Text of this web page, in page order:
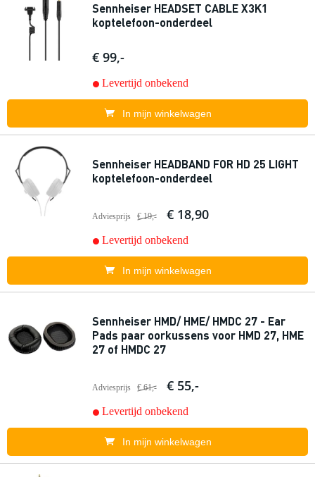
Sennheiser HEADSET CABLE X3K1
koptelefoon-onderdeel
€ 99,-
Levertijd onbekend
In mijn winkelwagen
Sennheiser HEADBAND FOR HD 25 LIGHT
koptelefoon-onderdeel
Adviesprijs € 19,- € 18,90
Levertijd onbekend
In mijn winkelwagen
Sennheiser HMD/ HME/ HMDC 27 - Ear
Pads paar oorkussens voor HMD 27, HME
27 of HMDC 27
Adviesprijs € 61,- € 55,-
Levertijd onbekend
In mijn winkelwagen